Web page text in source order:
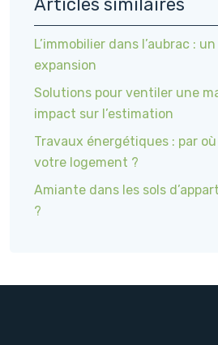
L’immobilier dans l’aubrac :
expansion
Solutions pour ventiler une
impact sur l’estimation
Travaux énergétiques : par
votre logement ?
Amiante dans les sols
?